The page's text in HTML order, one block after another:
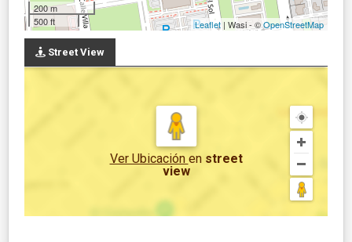
200 m
500 ft
Leaflet | Wasi - ©OpenStreetMap
Street View
Ver Ubicación en street
view